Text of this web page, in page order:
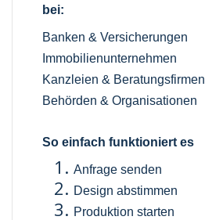
bei:
Banken & Versicherungen
Immobilienunternehmen
Kanzleien & Beratungsfirmen
Behörden & Organisationen
So einfach funktioniert es
Anfrage senden
Design abstimmen
Produktion starten